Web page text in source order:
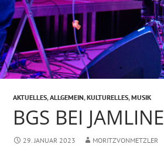
AKTUELLES,ALLGEMEIN,KULTURELLES,MUSIK
BGS BEI
29. JANUAR 2023 MORITZVONMETZLER